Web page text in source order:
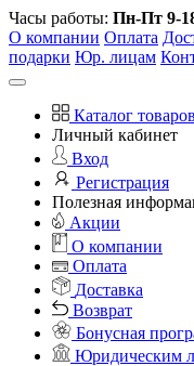
Часы работы: Пн-Пт 9-
О компании Оплата
подарки Юр. лицам
Каталог товаров
Личный кабинет
Вход
Регистрация
Полезная
Акции
О компании
Оплата
Доставка
Возврат
Бонусная
Юридическим